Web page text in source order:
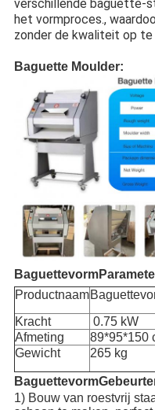
verschillende baguette-
het vormproces.,
zonder de kwaliteit op
Baguette Moulder:
Baguettevorm
Productnaam
Kracht
0.75 kW
Afmeting
89*95*150
Gewicht
265 kg
Baguettevorm
1) Bouw van roestvrij